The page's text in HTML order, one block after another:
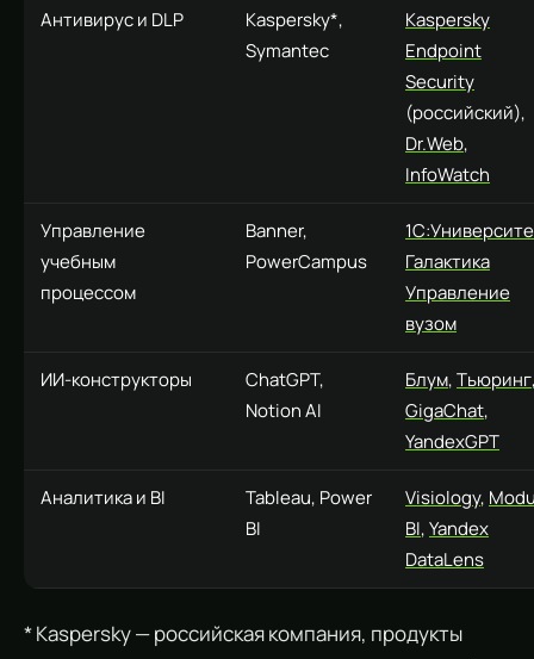
Антивирус и DLP
Kaspersky*,
Symantec
Kaspersky
Endpoint
Security
(российский),
Dr.Web,
InfoWatch
Управление
учебным
процессом
Banner,
PowerCampus
Галактика
Управление
вузом
ИИ-конструкторы
ChatGPT,
Notion AI
Блум,Тьюринг
GigaChat,
YandexGPT
Аналитика и BI
Tableau, Power
BI
Visiology,
BI,Yandex
DataLens
* Kaspersky — российская компания, продукты